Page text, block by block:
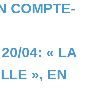
COMPTE-
04: « LA
», EN